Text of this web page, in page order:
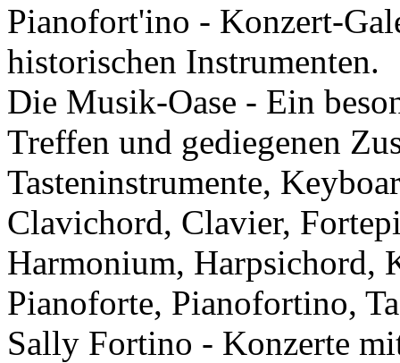
Pianofort'ino - Konzert-
historischen Instrumenten.
Die Musik-Oase - Ein
Treffen und gediegenen
Tasteninstrumente,
Clavichord, Clavier,
Harmonium, Harpsichord,
Pianoforte, Pianofortino,
Sally Fortino - Konzerte